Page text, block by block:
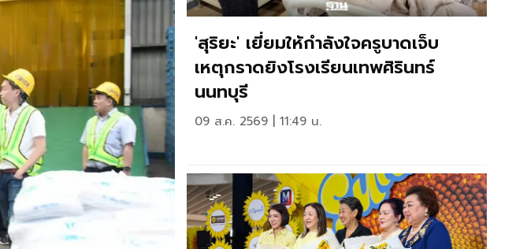
'สุริยะ' เยี่ยมให้กำลังใจครูบาดเจ็บ
เหตุกราดยิงโรงเรียนเทพศิรินทร์
นนทบุรี
09 ส.ค. 2569 | 11:49 น.